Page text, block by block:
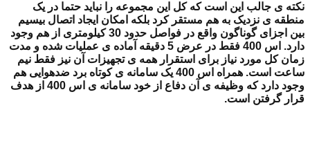
نکته ی جالب این است که کل این مجموعه را نباید حتما در یک
منطقه ی نزدیک به هم مستقر کرد بلکه امکان ایجاد اتصال بیسیم
بین اجزای گوناگون واقع در فواصل حدود 30 کیلومتری از هم وجود
دارد. اس 400 فقط در عرض 5 دقیقه آماده ی عملیات شده و مدت
زمان کل مورد نیاز برای استقرار همه ی تجهیزات آن نیز فقط نیم
ساعت است. همراه اس 400 یک سامانه ی کوتاه برد ضدهوایی هم
وجود دارد که وظیفه ی آن دفاع از خود سامانه ی اس 400 از هدف
قرار گرفتن است.